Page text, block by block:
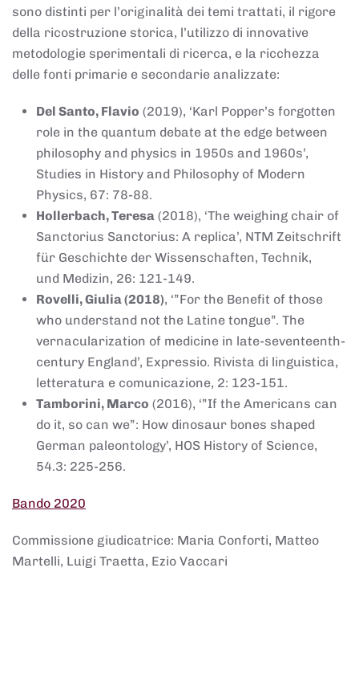
sono distinti per l’originalità dei temi trattati, il rigore
della ricostruzione storica, l’utilizzo di innovative
metodologie sperimentali di ricerca, e la ricchezza
delle fonti primarie e secondarie analizzate:
Del Santo, Flavio (2019), ‘Karl Popper’s forgotten
role in the quantum debate at the edge between
philosophy and physics in 1950s and 1960s’,
Studies in History and Philosophy of Modern
Physics, 67: 78-88.
Hollerbach, Teresa (2018), ‘The weighing chair of
Sanctorius Sanctorius: A replica’, NTM Zeitschrift
für Geschichte der Wissenschaften, Technik,
und Medizin, 26: 121-149.
Rovelli, Giulia (2018), ‘”For the Benefit of those
who understand not the Latine tongue”. The
vernacularization of medicine in late-seventeenth-
century England’, Expressio. Rivista di linguistica,
letteratura e comunicazione, 2: 123-151.
Tamborini, Marco (2016), ‘”If the Americans can
do it, so can we”: How dinosaur bones shaped
German paleontology’, HOS History of Science,
54.3: 225-256.
Bando 2020
Commissione giudicatrice: Maria Conforti, Matteo
Martelli, Luigi Traetta, Ezio Vaccari